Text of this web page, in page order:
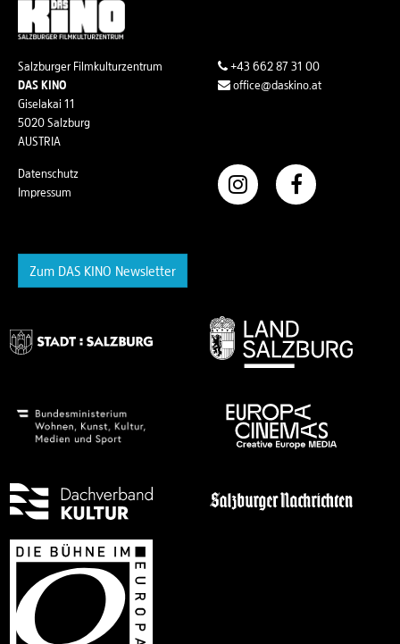
Salzburger Filmkulturzentrum
DAS KINO
Giselakai 11
5020 Salzburg
AUSTRIA
+43 662 87 31 00
office@daskino.at
Datenschutz
Impressum
Zum DAS KINO Newsletter